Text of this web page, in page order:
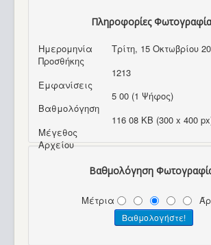
Πληροφορίες
Ημερομηνία
Προσθήκης
Τρίτη, 15 Οκτωβρίου
Εμφανίσεις
1213
Βαθμολόγηση
5 00 (1 Ψήφος)
Μέγεθος
Αρχείου
116 08 KB (300 x 400
Βαθμολόγηση
Μέτρια